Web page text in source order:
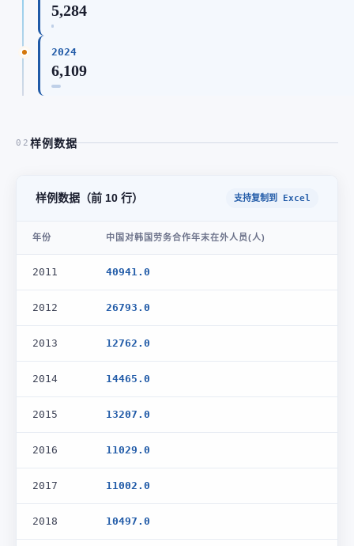
5,284
2024
6,109
02 样例数据
样例数据（前 10 行） 支持复制到 Excel
年份 中国对韩国劳务合作年末在外人员(人)
2011 40941.0
2012 26793.0
2013 12762.0
2014 14465.0
2015 13207.0
2016 11029.0
2017 11002.0
2018 10497.0